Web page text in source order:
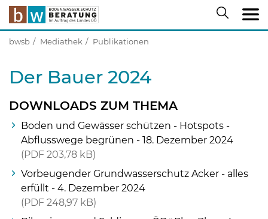
bwsb Mediathek Publikationen
Der Bauer 2024
DOWNLOADS ZUM THEMA
Boden und Gewässer schützen - Hotspots -
Abflusswege begrünen - 18. Dezember 2024
PDF 203,78 kB
Vorbeugender Grundwasserschutz Acker - alles
erfüllt - 4. Dezember 2024
PDF 248,97 kB